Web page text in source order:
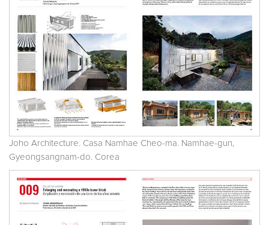
Joho Architecture. Casa Namhae Cheo-ma. Namhae-gun,
Gyeongsangnam-do. Corea